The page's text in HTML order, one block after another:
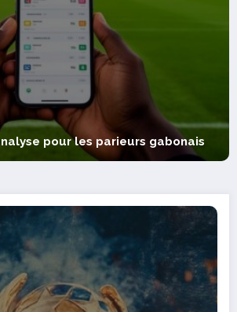
gabonais
Découvrez
bateaux